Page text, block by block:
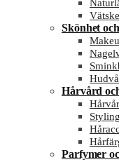
Skönhet
Hårvård
Parfymer